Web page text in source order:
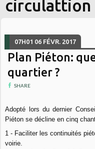
circulattion
07H01 06 FÉVR. 2017
Plan Piéton:
quartier ?
SHARE
Adopté lors du dernier
Piéton se décline en cinq
1 - Faciliter les continuités
voirie.